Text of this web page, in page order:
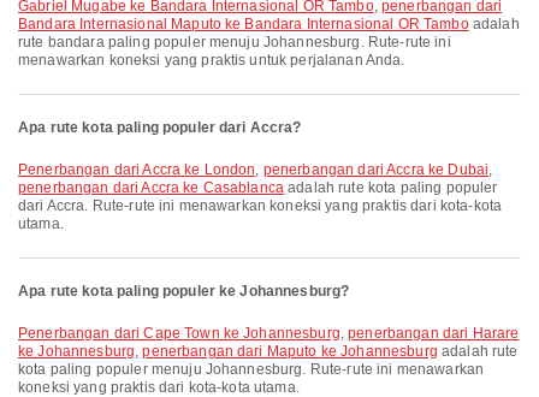
Gabriel Mugabe ke Bandara Internasional OR Tambo,penerbangan dari
Bandara Internasional Maputo ke Bandara Internasional OR Tamboadalah
rute bandara paling populer menuju Johannesburg. Rute-rute ini
menawarkan koneksi yang praktis untuk perjalanan Anda.
Apa rute kota paling populer dari Accra?
penerbangan dari Accra ke London, penerbangan dari Accra ke Dubai,
penerbangan dari Accra ke Casablanca adalah rute kota paling populer
dari Accra. Rute-rute ini menawarkan koneksi yang praktis dari kota-kota
utama.
Apa rute kota paling populer ke Johannesburg?
penerbangan dari Cape Town ke Johannesburg,penerbangan dari Harare
ke Johannesburg,penerbangan dari Maputo ke Johannesburg adalah rute
kota paling populer menuju Johannesburg. Rute-rute ini menawarkan
koneksi yang praktis dari kota-kota utama.